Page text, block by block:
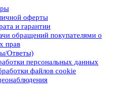
оферты
и гарантии
обращений покупателями о
прав
Ответы)
персональных данных
файлов cookie